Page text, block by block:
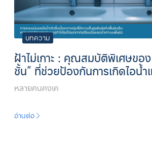
บทความ
ฝ้าไม่เกาะ : คุณสมบัติพิเศษขอ
ชั้น” ที่ช่วยป้องกันการเกิดไอน้ำ
หลายคนคงเค
อ่านต่อ